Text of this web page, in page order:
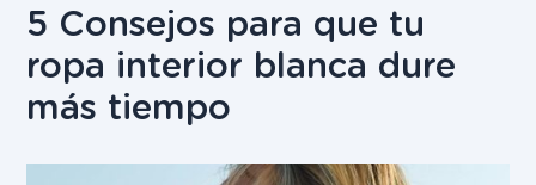
5 Consejos para que tu
ropa interior blanca dure
más tiempo